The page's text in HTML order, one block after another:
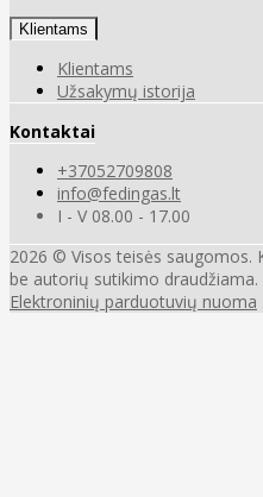
Klientams
Klientams
Užsakymų istorija
Kontaktai
+37052709808
info@fedingas.lt
I - V 08.00 - 17.00
2026 © Visos teisės saugomos.
be autorių sutikimo draudžiama.
Elektroninių parduotuvių nuoma